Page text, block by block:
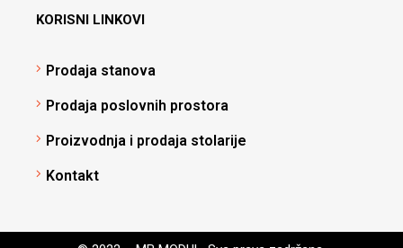
KORISNI LINKOVI
Prodaja stanova
Prodaja poslovnih prostora
Proizvodnja i prodaja stolarije
Kontakt